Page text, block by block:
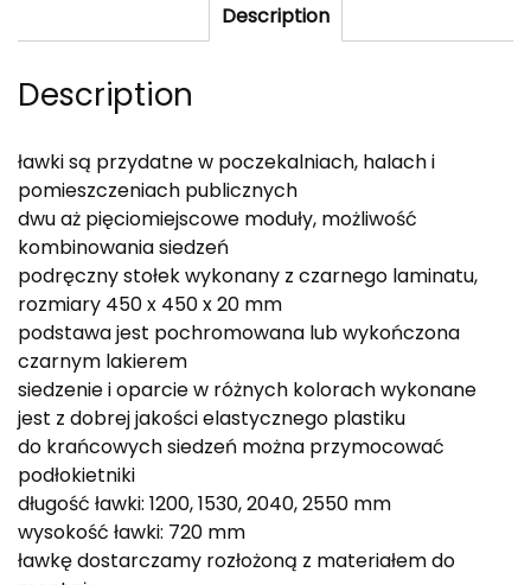
Description
Description
ławki są przydatne w poczekalniach, halach i
pomieszczeniach publicznych
dwu aż pięciomiejscowe moduły, możliwość
kombinowania siedzeń
podręczny stołek wykonany z czarnego laminatu,
rozmiary 450 x 450 x 20 mm
podstawa jest pochromowana lub wykończona
czarnym lakierem
siedzenie i oparcie w różnych kolorach wykonane
jest z dobrej jakości elastycznego plastiku
do krańcowych siedzeń można przymocować
podłokietniki
długość ławki: 1200, 1530, 2040, 2550 mm
wysokość ławki: 720 mm
ławkę dostarczamy rozłożoną z materiałem do